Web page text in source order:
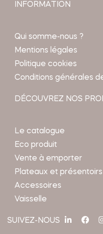
INFORMATION
Qui somme-nous ?
Mentions légales
Politique cookies
Conditions générales
DÉCOUVREZ NOS
Le catalogue
Eco produit
Vente à emporter
Plateaux et présentoirs
Accessoires
Vaisselle
SUIVEZ-NOUS